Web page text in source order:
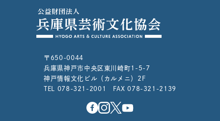
〒650-0044
兵庫県神戸市中央区東川崎町1-5-7
神戸情報文化ビル（カルメニ）2F
TEL 078-321-2001 FAX 078-321-2139